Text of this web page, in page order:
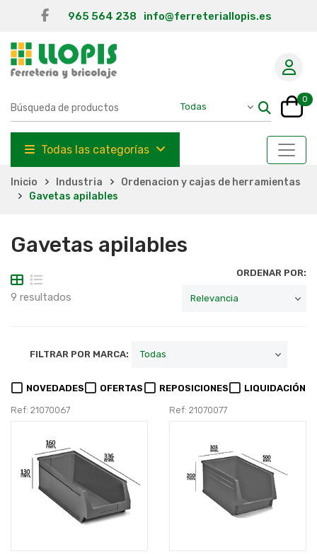
965 564 238 info@ferreteriallopis.es
0
Todas las categorías
Inicio Industria
Ordenacion y cajas de herramientas
Gavetas apilables
Gavetas apilables
9 resultados
ORDENAR POR:
FILTRAR POR MARCA:
NOVEDADES OFERTAS REPOSICIONES LIQUIDACIÓN
Ref: 21070067 Ref: 21070077